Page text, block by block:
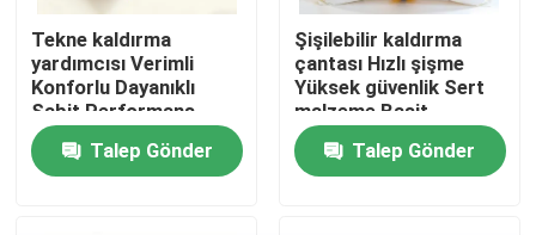
Fabrika turu
Kalite kontrol
Tekne kaldırma
yardımcısı Verimli
Konforlu Dayanıklı
Sabit Performans
Mükemmel kalite
Talep Gönder
Şişilebilir kaldırma
çantası Hızlı şişme
Yüksek güvenlik Sert
malzeme Basit
kullanım
Talep Gönder